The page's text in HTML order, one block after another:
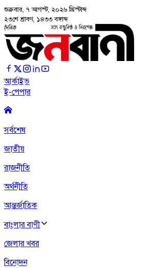
শুক্রবার, ৭ আগস্ট, ২০২৬ খ্রিস্টাব্দ
২৩শে শ্রাবণ, ১৪৩৩ বঙ্গাব্দ
আর্কাইভ
ই-পেপার
সর্বশেষ
জাতীয়
রাজনীতি
অর্থনীতি
আন্তর্জাতিক
বাংলার বাণী
জেলার খবর
বিনোদন